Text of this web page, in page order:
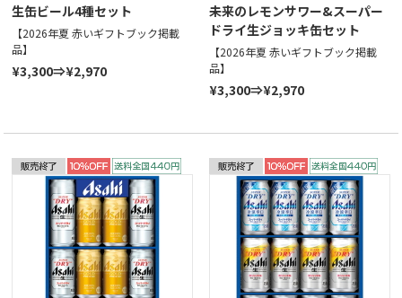
生缶ビール4種セット
【2026年夏 赤いギフトブック掲載
品】
¥3,300⇒¥2,970
未来のレモンサワー&スーパー
ドライ生ジョッキ缶セット
【2026年夏 赤いギフトブック掲載
品】
¥3,300⇒¥2,970